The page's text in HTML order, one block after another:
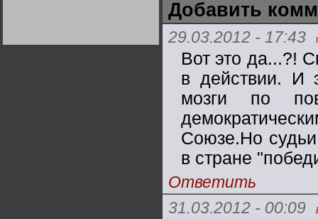
Добавить
29.03.2012 - 17:43
Вот это да...?!
в действии. И
мозги по
Союзе.Но
в стране
Ответить
31.03.2012 - 00:09